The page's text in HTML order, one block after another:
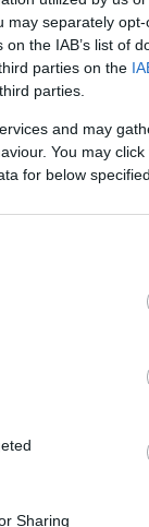
may separately
the IAB’s list of
parties on the
parties.
and may
You may
for below
Sharing
21:11
21:01